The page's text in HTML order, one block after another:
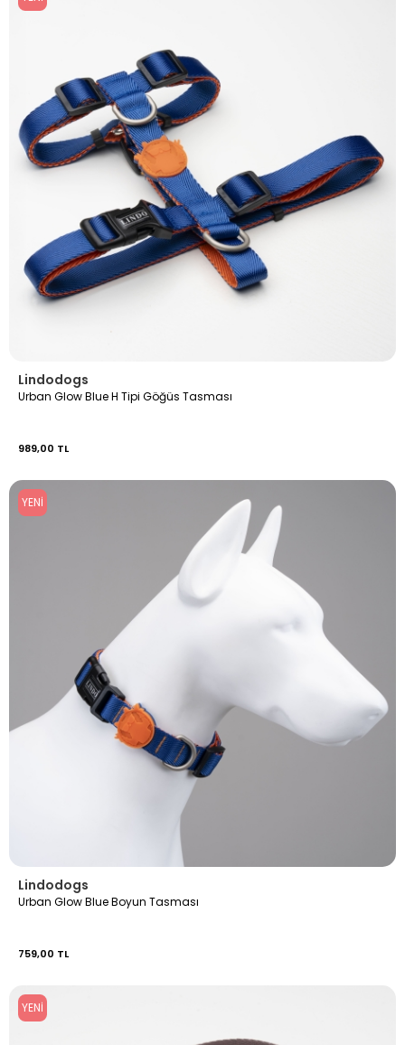
Lindodogs
Urban Glow Blue H Tipi Göğüs Tasması
989,00 TL
YENI
Lindodogs
Urban Glow Blue Boyun Tasması
759,00 TL
YENI